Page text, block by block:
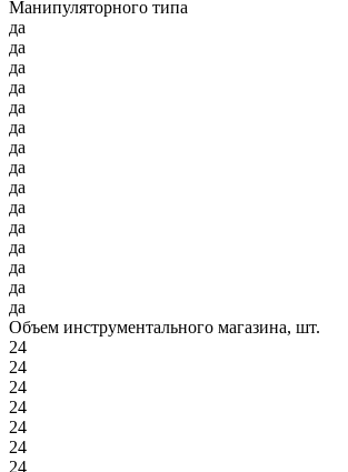
Манипуляторного типа
да
да
да
да
да
да
да
да
да
да
да
да
да
да
да
Объем инструментального магазина, шт.
24
24
24
24
24
24
24